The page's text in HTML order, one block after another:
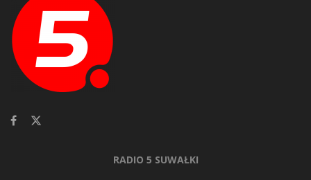
RADIO 5 SUWAŁKI